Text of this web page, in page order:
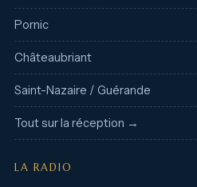
Pornic
Châteaubriant
Saint-Nazaire / Guérande
Tout sur la réception →
LA RADIO